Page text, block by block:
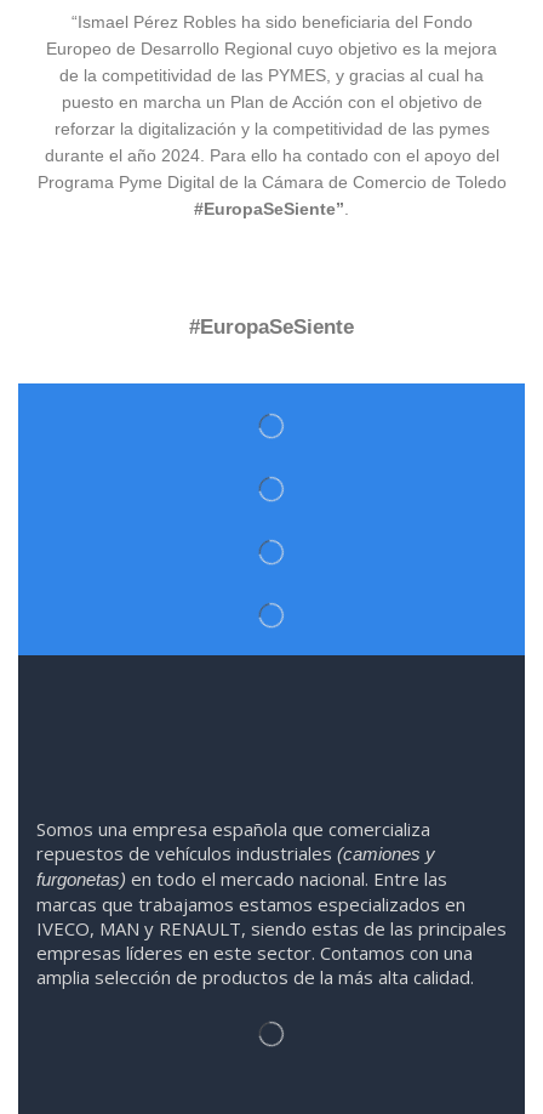
“Ismael Pérez Robles ha sido beneficiaria del Fondo
Europeo de Desarrollo Regional cuyo objetivo es la mejora
de la competitividad de las PYMES, y gracias al cual ha
puesto en marcha un Plan de Acción con el objetivo de
reforzar la digitalización y la competitividad de las pymes
durante el año 2024. Para ello ha contado con el apoyo del
Programa Pyme Digital de la Cámara de Comercio de Toledo
#EuropaSeSiente”.
#EuropaSeSiente
Somos una empresa española que comercializa
repuestos de vehículos industriales (camiones y
furgonetas) en todo el mercado nacional. Entre las
marcas que trabajamos estamos especializados en
IVECO, MAN y RENAULT, siendo estas de las principales
empresas líderes en este sector. Contamos con una
amplia selección de productos de la más alta calidad.